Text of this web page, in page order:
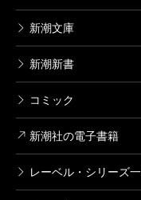
新潮文庫
新潮新書
コミック
新潮社の電子書籍
レーベル・シリーズ